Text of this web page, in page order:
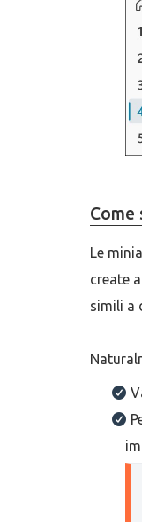
Come
Le
create
simili a